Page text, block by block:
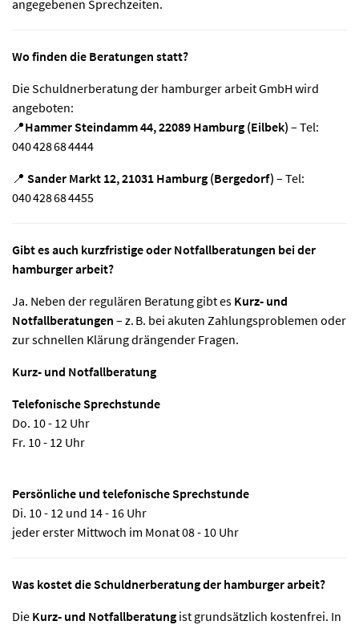
angegebenen Sprechzeiten.
Wo finden die Beratungen statt?
Die Schuldnerberatung der hamburger arbeit GmbH wird
angeboten:
📍Hammer Steindamm 44, 22089 Hamburg (Eilbek) – Tel:
040 428 68 4444
📍 Sander Markt 12, 21031 Hamburg (Bergedorf) – Tel:
040 428 68 4455
Gibt es auch kurzfristige oder Notfallberatungen bei der
hamburger arbeit?
Ja. Neben der regulären Beratung gibt es Kurz‑ und
Notfallberatungen – z. B. bei akuten Zahlungsproblemen oder
zur schnellen Klärung drängender Fragen.
Kurz- und Notfallberatung
Telefonische Sprechstunde
Do. 10 - 12 Uhr
Fr. 10 - 12 Uhr
Persönliche und telefonische Sprechstunde
Di. 10 - 12 und 14 - 16 Uhr
jeder erster Mittwoch im Monat 08 - 10 Uhr
Was kostet die Schuldnerberatung der hamburger arbeit?
Die Kurz‑ und Notfallberatung ist grundsätzlich kostenfrei. In